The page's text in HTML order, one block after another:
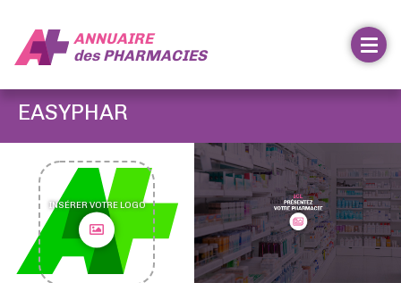
ANNUAIRE
desPHARMACIES
EASYPHAR
INSÉRER VOTRE LOGO